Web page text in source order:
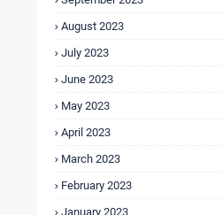
August 2023
July 2023
June 2023
May 2023
April 2023
March 2023
February 2023
January 2023